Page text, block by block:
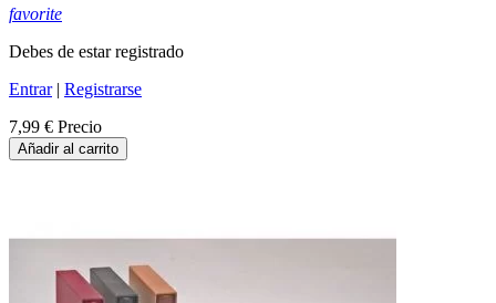
favorite
Debes de estar registrado
Entrar| Registrarse
7,99 € Precio
Añadir al carrito